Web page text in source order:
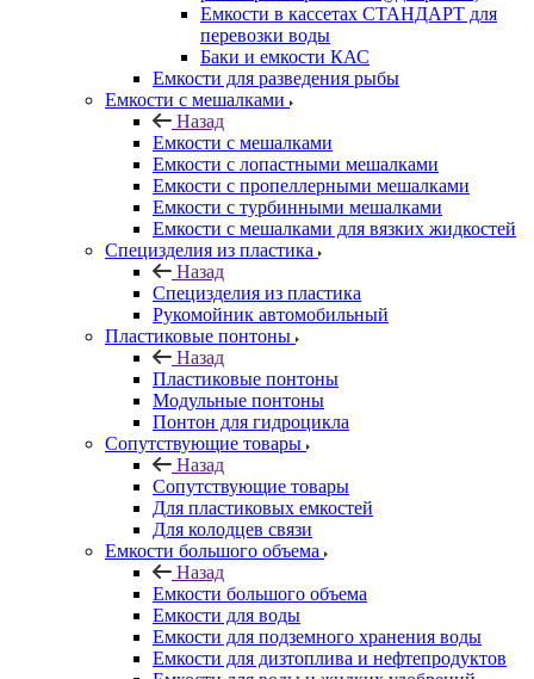
Емкости в кассетах СТАНДАРТ для
перевозки воды
Баки и емкости КАС
Емкости для разведения рыбы
Емкости с мешалками
Назад
Емкости с мешалками
Емкости с лопастными мешалками
Емкости с пропеллерными мешалками
Емкости с турбинными мешалками
Емкости с мешалками для вязких жидкостей
Специзделия из пластика
Назад
Специзделия из пластика
Рукомойник автомобильный
Пластиковые понтоны
Назад
Пластиковые понтоны
Модульные понтоны
Понтон для гидроцикла
Сопутствующие товары
Назад
Сопутствующие товары
Для пластиковых емкостей
Для колодцев связи
Емкости большого объема
Назад
Емкости большого объема
Емкости для воды
Емкости для подземного хранения воды
Емкости для дизтоплива и нефтепродуктов